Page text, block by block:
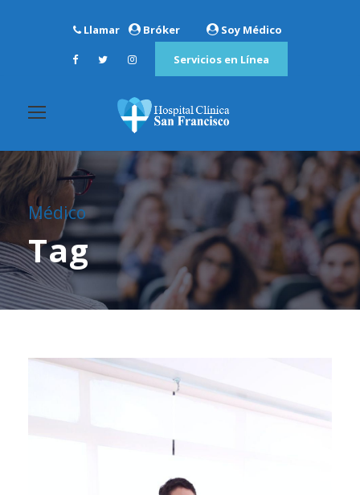
Llamar Bróker Soy Médico
Servicios en Línea
Médico
Tag